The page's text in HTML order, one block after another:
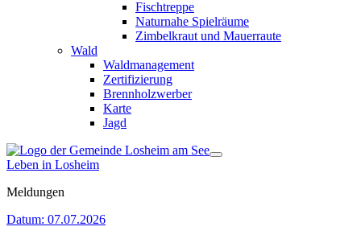
Fischtreppe
Naturnahe Spielräume
Zimbelkraut und Mauerraute
Wald
Waldmanagement
Zertifizierung
Brennholzwerber
Karte
Jagd
Leben in Losheim
Meldungen
Datum: 07.07.2026